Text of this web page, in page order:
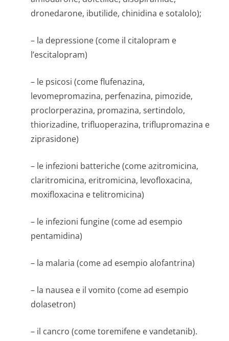
dronedarone, ibutilide, chinidina e sotalolo);
– la depressione (come il citalopram e
l’escitalopram)
– le psicosi (come flufenazina,
levomepromazina, perfenazina, pimozide,
proclorperazina, promazina, sertindolo,
thiorizadine, trifluoperazina, triflupromazina e
ziprasidone)
– le infezioni batteriche (come azitromicina,
claritromicina, eritromicina, levofloxacina,
moxifloxacina e telitromicina)
– le infezioni fungine (come ad esempio
pentamidina)
– la malaria (come ad esempio alofantrina)
– la nausea e il vomito (come ad esempio
dolasetron)
– il cancro (come toremifene e vandetanib).